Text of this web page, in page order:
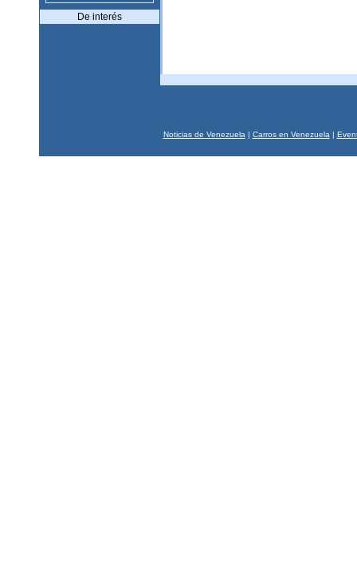
De interés
Noticias de Venezuela | Carros en Venezuela |